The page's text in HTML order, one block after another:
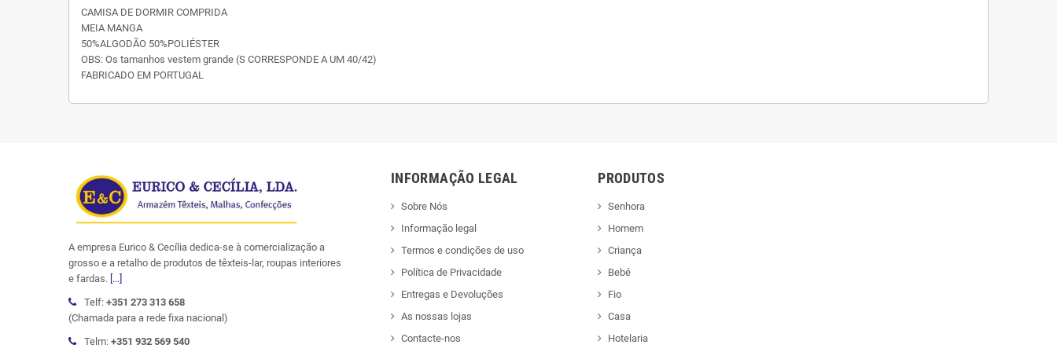
CAMISA DE DORMIR COMPRIDA
MEIA MANGA
50%ALGODÃO 50%POLIÉSTER
OBS: Os tamanhos vestem grande (S CORRESPONDE A UM 40/42)
FABRICADO EM PORTUGAL
A empresa Eurico & Cecília dedica-se à comercialização a
grosso e a retalho de produtos de têxteis-lar, roupas interiores
e fardas. [...]
Telf: +351 273 313 658
(Chamada para a rede fixa nacional)
Telm: +351 932 569 540
INFORMAÇÃO LEGAL
Sobre Nós
Informação legal
Termos e condições de uso
Política de Privacidade
Entregas e Devoluções
As nossas lojas
Contacte-nos
PRODUTOS
Senhora
Homem
Criança
Bebé
Fio
Casa
Hotelaria